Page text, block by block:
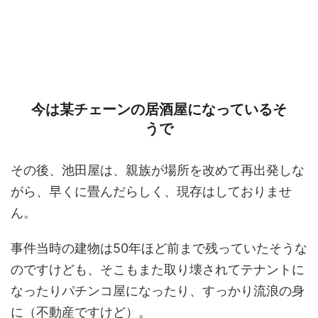
今は某チェーンの居酒屋になっているそ
うで
その後、池田屋は、親族が場所を改めて再出発しな
がら、早くに畳んだらしく、現存はしておりませ
ん。
事件当時の建物は50年ほど前まで残っていたそうな
のですけども、そこもまた取り壊されてテナントに
なったりパチンコ屋になったり、すっかり流浪の身
に（不動産ですけど）。